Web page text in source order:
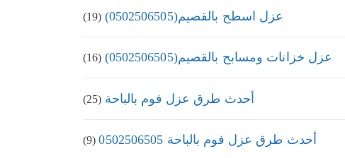
عزل اسطح بالقصيم(0502506505) (19)
عزل خزانات ومسابح بالقصيم(0502506505) (16)
أحدث طرق عزل فوم بالباحة (25)
أحدث طرق عزل فوم بالباحة 0502506505 (9)